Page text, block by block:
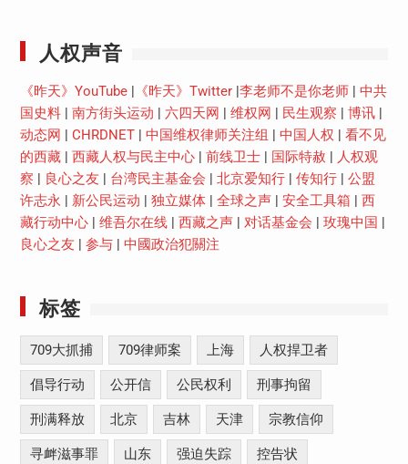
人权声音
《昨天》YouTube| 《昨天》Twitter| 李老师不是你老师| 中共
国史料| 南方街头运动 六四天网 维权网 民生观察 博讯|
动态网
CHRDNET| 中国维权律师关注组 中国人权
看不见
的西藏| 西藏人权与民主中心| 前线卫士| 国际特赦
人权观
察
良心之友 台湾民主基金会 北京爱知行| 传知行| 公盟
许志永
新公民运动 独立媒体| 全球之声| 安全工具箱
西
藏行动中心| 维吾尔在线| 西藏之声| 对话基金会 玫瑰中国
良心之友
参与| 中國政治犯關注
标签
709大抓捕 709律师案 上海 人权捍卫者
倡导行动 公开信 公民权利 刑事拘留
刑满释放 北京 吉林 天津 宗教信仰
寻衅滋事罪 山东 强迫失踪 控告状